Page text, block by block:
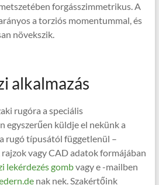
forgásszimmetrikus. A
a torziós momentummal, és
növekszik.
alkalmazás
rugóra a speciális
egyszerűen küldje el nekünk a
rugó típusától függetlenül –
vagy CAD adatok formájában
lekérdezés gombvagy e -mailben
nak nek. Szakértőink